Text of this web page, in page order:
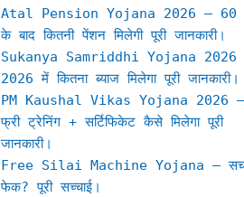
Atal Pension Yojana 2026 – 60
के बाद कितनी पेंशन मिलेगी पूरी जानकारी।
Sukanya Samriddhi Yojana 2026
2026 में कितना ब्याज मिलेगा पूरी जानकारी।
PM Kaushal Vikas Yojana 2026 –
फ्री ट्रेनिंग + सर्टिफिकेट कैसे मिलेगा पूरी
जानकारी।
Free Silai Machine Yojana – सच
फेक? पूरी सच्चाई।